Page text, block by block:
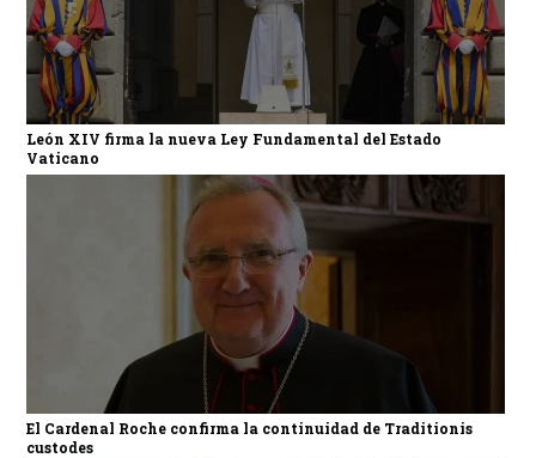
León XIV firma la nueva Ley Fundamental del Estado
Vaticano
El Cardenal Roche confirma la continuidad de Traditionis
custodes